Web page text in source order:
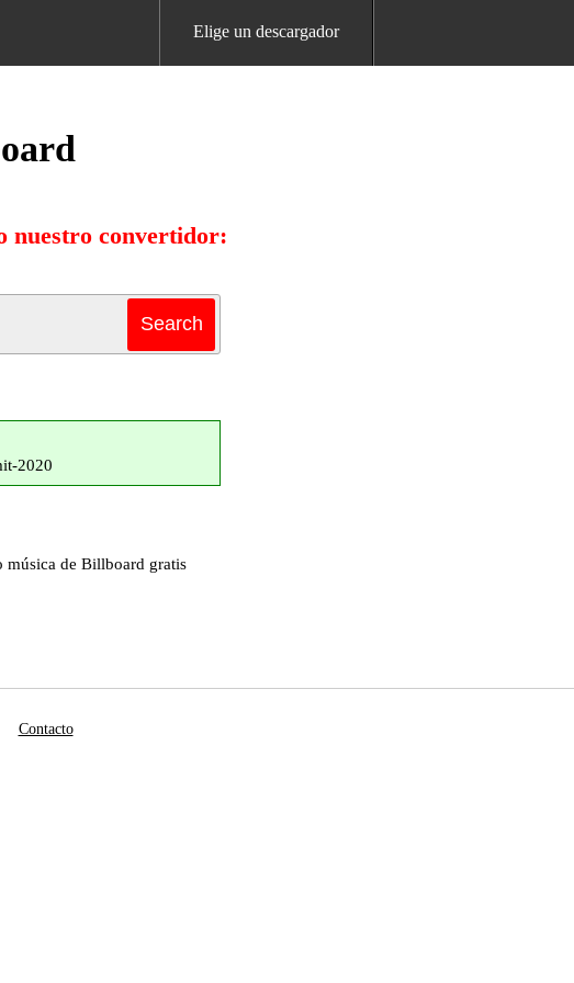
Elige un descargador
nuestro convertidor:
2020
música de Billboard gratis
Contacto